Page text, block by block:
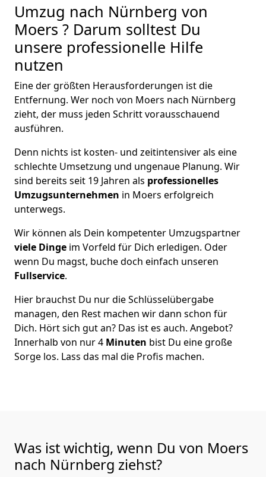
Umzug nach Nürnberg von
Moers ? Darum solltest Du
unsere professionelle Hilfe
nutzen
Eine der größten Herausforderungen ist die
Entfernung. Wer noch von Moers nach Nürnberg
zieht, der muss jeden Schritt vorausschauend
ausführen.
Denn nichts ist kosten- und zeitintensiver als eine
schlechte Umsetzung und ungenaue Planung. Wir
sind bereits seit 19 Jahren als professionelles
Umzugsunternehmen in Moers erfolgreich
unterwegs.
Wir können als Dein kompetenter Umzugspartner
viele Dinge im Vorfeld für Dich erledigen. Oder
wenn Du magst, buche doch einfach unseren
Fullservice.
Hier brauchst Du nur die Schlüsselübergabe
managen, den Rest machen wir dann schon für
Dich. Hört sich gut an? Das ist es auch. Angebot?
Innerhalb von nur 4 Minuten bist Du eine große
Sorge los. Lass das mal die Profis machen.
Was ist wichtig, wenn Du von Moers
nach Nürnberg ziehst?